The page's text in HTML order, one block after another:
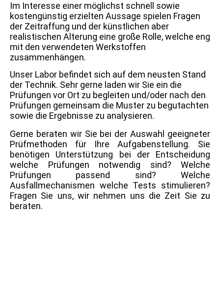
Im Interesse einer möglichst schnell sowie
kostengünstig erzielten Aussage spielen Fragen
der Zeitraffung und der künstlichen aber
realistischen Alterung eine große Rolle, welche eng
mit den verwendeten Werkstoffen
zusammenhängen.
Unser Labor befindet sich auf dem neusten Stand
der Technik. Sehr gerne laden wir Sie ein die
Prüfungen vor Ort zu begleiten und/oder nach den
Prüfungen gemeinsam die Muster zu begutachten
sowie die Ergebnisse zu analysieren.
Gerne beraten wir Sie bei der Auswahl geeigneter
Prüfmethoden für Ihre Aufgabenstellung. Sie
benötigen Unterstützung bei der Entscheidung
welche Prüfungen notwendig sind? Welche
Prüfungen passend sind? Welche
Ausfallmechanismen welche Tests stimulieren?
Fragen Sie uns, wir nehmen uns die Zeit Sie zu
beraten.